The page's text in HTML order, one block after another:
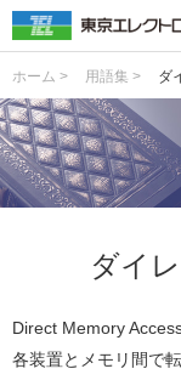
ホーム > 用語集 > ダ
ダイ
Direct Memory
各装置とメモリ間で